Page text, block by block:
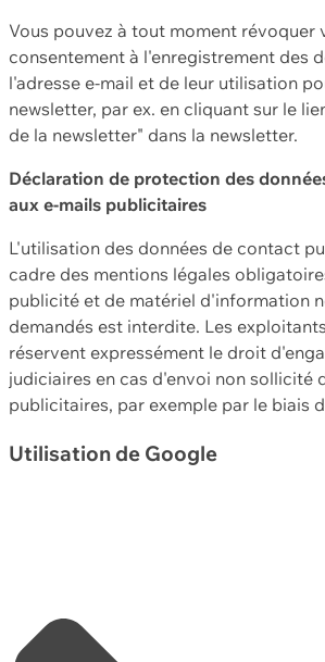
Vous pouvez à tout moment révoquer
consentement à l'enregistrement des
l'adresse e-mail et de leur utilisation
newsletter, par ex. en cliquant sur le
de la newsletter" dans la newsletter.
Déclaration de protection des
aux e-mails publicitaires
L'utilisation des données de contact
cadre des mentions légales
publicité et de matériel d'information
demandés est interdite. Les
réservent expressément le droit
judiciaires en cas d'envoi non sollicité
publicitaires, par exemple par le biais
Utilisation de Google